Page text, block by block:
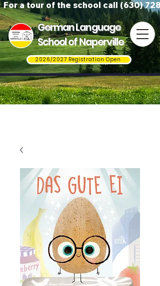
For a tour of the school call (630)
German Language
School of Naperville
2026/2027 Registration Open